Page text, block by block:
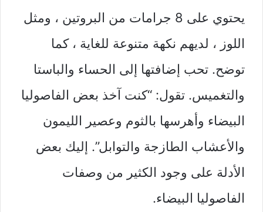
يحتوي على 8 جرامات من البروتين ، ومثل
اللوز ، لديهم نكهة متنوعة للغاية ، كما
توضح. تحب إضافتها إلى الحساء والباستا
والتغميس. تقول: “كنت آخذ بعض الفاصوليا
البيضاء وأهرسها بالثوم وعصير الليمون
والأعشاب الطازجة والتوابل”. إليك بعض
الأدلة على وجود الكثير من وصفات
الفاصوليا البيضاء.